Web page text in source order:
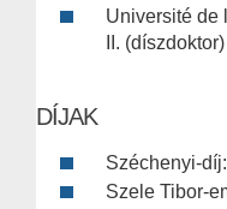
Université de
II. (díszdoktor)
DÍJAK
Széchenyi-díj:
Szele Tibor-